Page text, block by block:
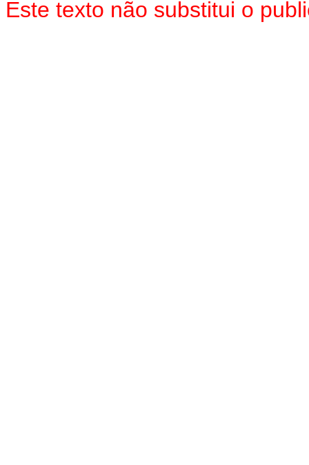
Este texto não substitui o